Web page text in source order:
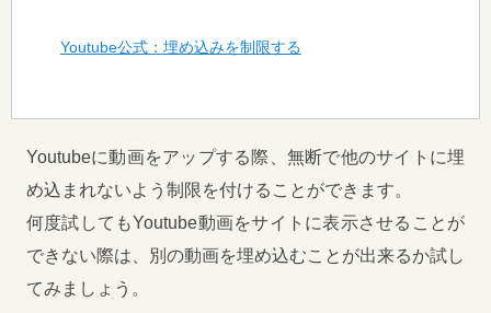
Youtube公式：埋め込みを制限する
Youtubeに動画をアップする際、無断で他のサイトに埋
め込まれないよう制限を付けることができます。
何度試してもYoutube動画をサイトに表示させることが
できない際は、別の動画を埋め込むことが出来るか試し
てみましょう。